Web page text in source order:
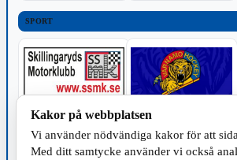
SPORT
Kakor på webbplatsen
Vi använder nödvändiga kakor för att
Med ditt samtycke använder vi också